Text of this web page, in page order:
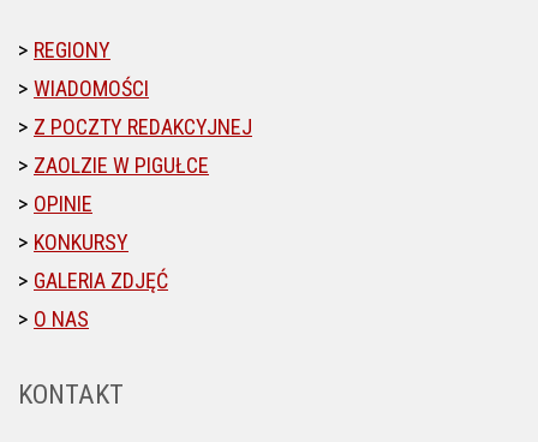
REGIONY
WIADOMOŚCI
Z POCZTY REDAKCYJNEJ
ZAOLZIE W PIGUŁCE
OPINIE
KONKURSY
GALERIA ZDJĘĆ
O NAS
KONTAKT